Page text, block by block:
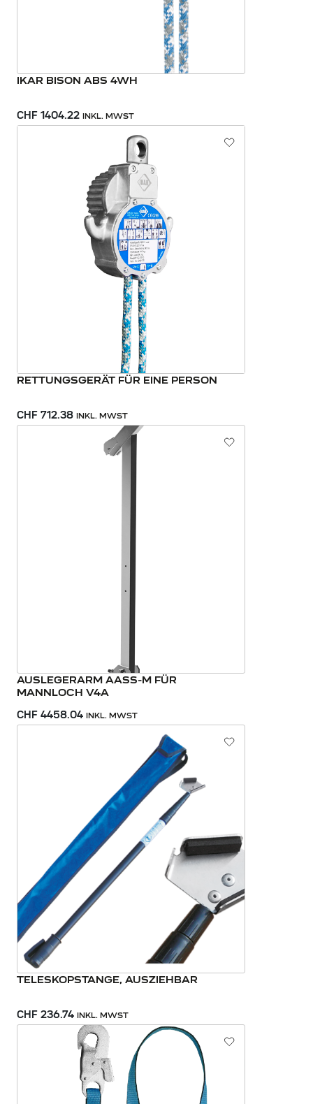
IKAR BISON ABS 4WH
CHF 1404.22 INKL. MWST
RETTUNGSGERÄT FÜR EINE PERSON
CHF 712.38 INKL. MWST
AUSLEGERARM AASS-M FÜR
MANNLOCH V4A
CHF 4458.04 INKL. MWST
TELESKOPSTANGE, AUSZIEHBAR
CHF 236.74 INKL. MWST